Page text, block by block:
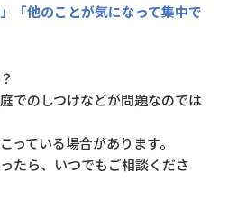
「他のことが気になって集中で
でのしつけなどが問題なのでは
っている場合があります。
たら、いつでもご相談くださ